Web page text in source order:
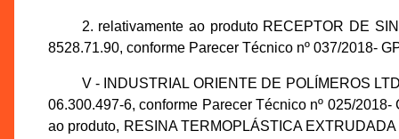
2. relativamente ao produto RECEPTOR DE
8528.71.90, conforme Parecer Técnico nº 037/2018-
V - INDUSTRIAL ORIENTE DE POLÍMEROS
06.300.497-6, conforme Parecer Técnico nº 025/
ao produto, RESINA TERMOPLÁSTICA